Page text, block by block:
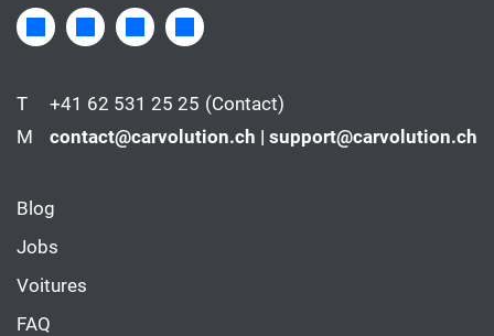
T +41 62 531 25 25 (Contact)
M
contact@carvolution.ch | support@carvolution.ch
Blog
Jobs
Voitures
FAQ